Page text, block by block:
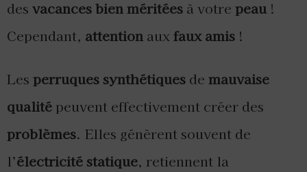
des vacances bien méritées à votre peau !
Cependant, attention auxfaux amis !
Les perruques synthétiques de mauvaise
qualité peuvent effectivement créer des
problèmes. Elles génèrent souvent de
l’électricité statique, retiennent la